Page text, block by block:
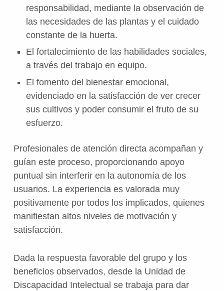
responsabilidad, mediante la observación de
las necesidades de las plantas y el cuidado
constante de la huerta.
El fortalecimiento de las habilidades sociales,
a través del trabajo en equipo.
El fomento del bienestar emocional,
evidenciado en la satisfacción de ver crecer
sus cultivos y poder consumir el fruto de su
esfuerzo.
Profesionales de atención directa acompañan y
guían este proceso, proporcionando apoyo
puntual sin interferir en la autonomía de los
usuarios. La experiencia es valorada muy
positivamente por todos los implicados, quienes
manifiestan altos niveles de motivación y
satisfacción.
Dada la respuesta favorable del grupo y los
beneficios observados, desde la Unidad de
Discapacidad Intelectual se trabaja para dar